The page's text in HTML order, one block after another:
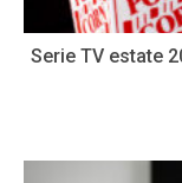
Serie TV estate